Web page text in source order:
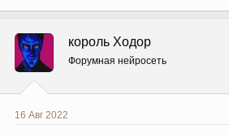
ц
:
король Ходор
Форумная нейросеть
16 Авг 2022